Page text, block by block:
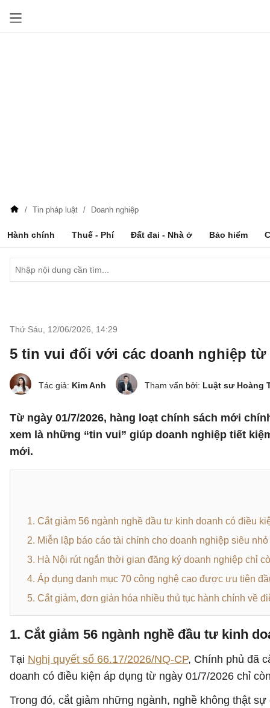
Tin pháp luật Doanh nghiệp
Hành chính Thuế - Phí Đất đai - Nhà ở Bảo hiểm
Thứ Sáu, 12/06/2026 14:29
5 tin vui đối với các doanh nghiệp từ
Tác giả: Kim Anh Tham vấn bởi: Luật sư Hoàng
Từ ngày 01/7/2026, hàng loạt chính sách mới
xem là những “tin vui” giúp doanh nghiệp tiết
mới.
1. Cắt giảm 56 ngành nghề đầu tư kinh doanh có điều
2. Miễn lập báo cáo tài chính cho doanh nghiệp siêu nhỏ
3. Hà Nội rút ngắn thời gian đăng ký doanh nghiệp chỉ
4. Áp dụng danh mục 70 công nghệ cao được ưu tiên
5. Cắt giảm, đơn giản hóa nhiều thủ tục hành chính về
1. Cắt giảm 56 ngành nghề đầu tư kinh
Tại Nghị quyết số 66.17/2026/NQ-CP, Chính phủ đã
doanh có điều kiện áp dụng từ ngày 01/7/2026 chỉ
Trong đó, cắt giảm những ngành, nghề không thật